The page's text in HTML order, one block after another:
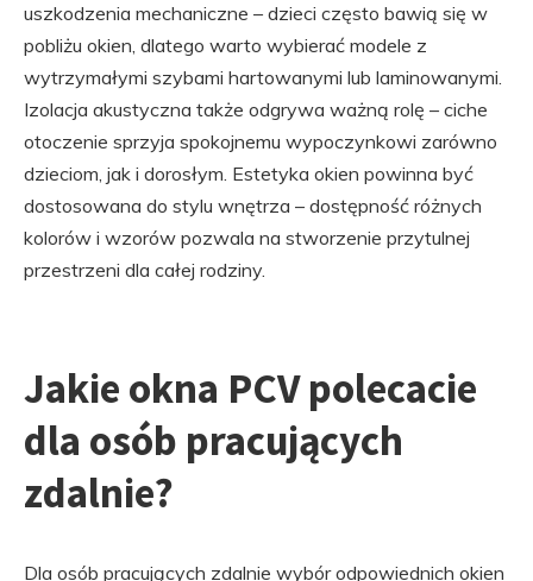
uszkodzenia mechaniczne – dzieci często bawią się w
pobliżu okien, dlatego warto wybierać modele z
wytrzymałymi szybami hartowanymi lub laminowanymi.
Izolacja akustyczna także odgrywa ważną rolę – ciche
otoczenie sprzyja spokojnemu wypoczynkowi zarówno
dzieciom, jak i dorosłym. Estetyka okien powinna być
dostosowana do stylu wnętrza – dostępność różnych
kolorów i wzorów pozwala na stworzenie przytulnej
przestrzeni dla całej rodziny.
Jakie okna PCV polecacie
dla osób pracujących
zdalnie?
Dla osób pracujących zdalnie wybór odpowiednich okien